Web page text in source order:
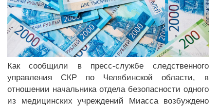
Как сообщили в пресс-службе следственного
управления СКР по Челябинской области, в
отношении начальника отдела безопасности одного
из медицинских учреждений Миасса возбуждено